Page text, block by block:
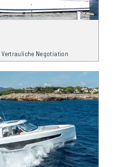
Vertrauliche Negotiation